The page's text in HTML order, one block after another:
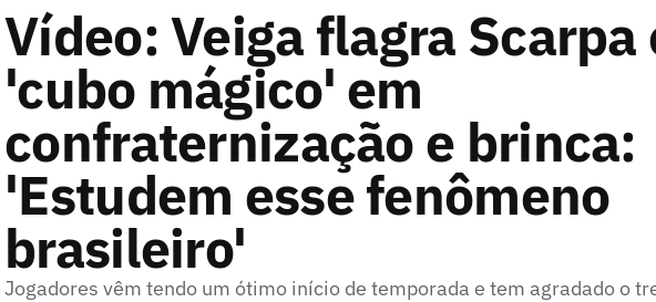
Vídeo: Veiga flagra Scarpa
'cubo mágico' em
confraternização e brinca:
'Estudem esse fenômeno
brasileiro'
Jogadores vêm tendo um ótimo início de temporada e tem agradado o